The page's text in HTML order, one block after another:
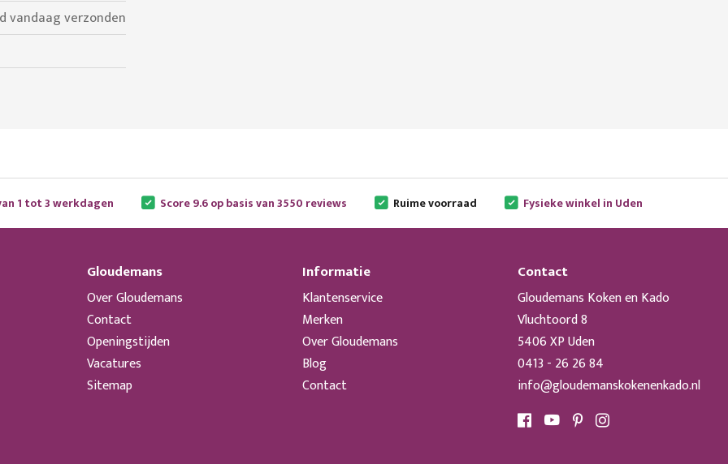
vandaag verzonden
1 tot 3 werkdagen Score 9.6 op basis van 3550 reviews Ruime voorraad Fysieke winkel in Uden
Gloudemans
Over Gloudemans
Contact
Openingstijden
Vacatures
Sitemap
Informatie
Klantenservice
Merken
Over Gloudemans
Blog
Contact
Contact
Gloudemans Koken en Kado
Vluchtoord 8
5406 XP Uden
0413 - 26 26 84
info@gloudemanskokenenkado.nl